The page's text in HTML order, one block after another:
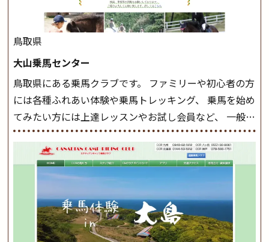
駈歩(かけあし)練習に入ります。 ホップクラス スタート
クラスで常歩(なみあし)や 速歩、駈歩の初歩をマスター
したら、 次は部班にて駈歩を含めた誘導練習を行いま
しょう。 ステップクラス ホップクラスまでに練習した
まとめをします。 三種歩法をマスターし、ワンランク上
の扶助操作や誘導方法を身につけましょう。 注意事項
◆馬場使用状況により、使用する馬場はこちらで決定い
たしますのでご了承ください ◆基本は雨天決行です
が、落雷・強風等のより、安全上急遽中止させていただ
く場合がございます。 ◆三木ホースランドパークの協議
会や講習会等により、一部レッスンが中止になる場合が
ございます。 その際、ご予約いただいている皆様には事
前にご連絡いたします。MIKIホーストレックのツアー
はこちら
鳥取県
大山乗馬センター
鳥取県にある乗馬クラブです。 ファミリーや初心者の方
には各種ふれあい体験や乗馬トレッキング、 乗馬を始め
てみたい方には上達レッスンやお試し会員など、 一般の
方に幅広くお楽しみいただける施設を目指しています。
また、お手軽（低価格）に会員になったり自分の馬を持
つことのできる乗馬クラブでもあり、 健康や趣味、スポ
ーツ競技として、老若男女様々な方が、日々乗馬をお楽
しみいただいています。 なお、ゴールデンウィークと夏
休み期間中は無休で営業していますので、ぜひご家族で
お越しください！大山乗馬センターの紹介記事はこち